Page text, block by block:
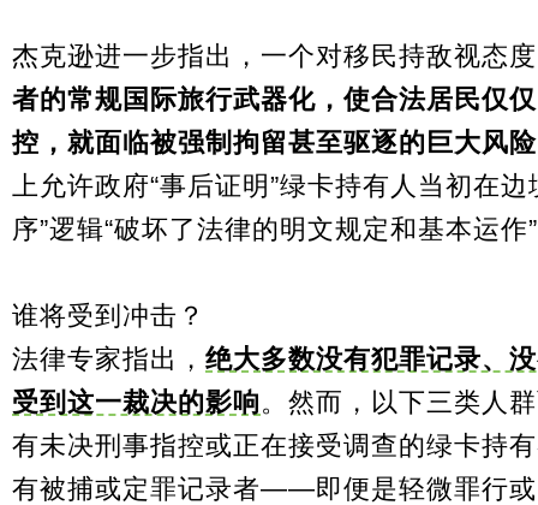
杰克逊进一步指出，一个对移民持敌视态
者的常规国际旅行武器化，使合法居民仅
控，就面临被强制拘留甚至驱逐的巨大风
上允许政府“事后证明”绿卡持有人当初在
序”逻辑“破坏了法律的明文规定和基本运作
谁将受到冲击？
法律专家指出， 绝大多数没有犯罪记录、
受到这一裁决的影响。然而，以下三类人
有未决刑事指控或正在接受调查的绿卡持
有被捕或定罪记录者——即便是轻微罪行